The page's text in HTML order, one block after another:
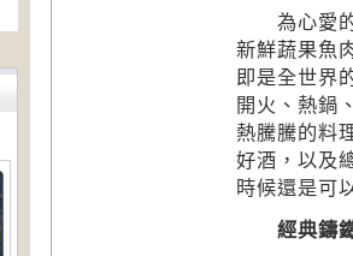
為心愛的
新鮮蔬果魚
即是全世界
開火、熱鍋
熱騰騰的料
好酒，以及
時候還是可
經典鑄鐵